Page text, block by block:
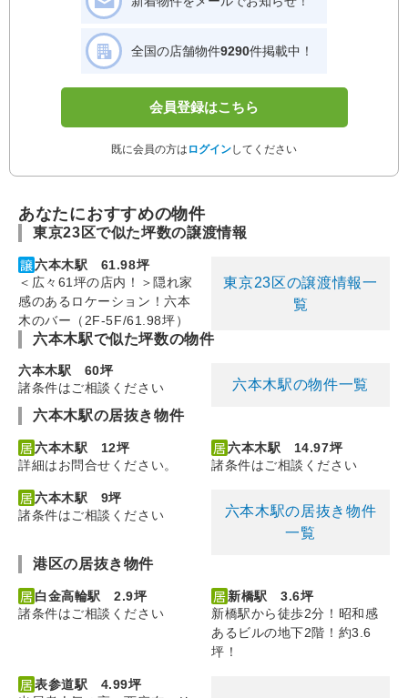
全国の店舗物件9290件掲載中！
会員登録はこちら
既に会員の方は ログインしてください
あなたにおすすめの物件
東京23区で似た坪数の譲渡情報
六本木駅 61.98坪
＜広々61坪の店内！＞隠れ家
感のあるロケーション！六本
木のバー（2F-5F/61.98坪）
東京23区の譲渡情報一
覧
六本木駅で似た坪数の物件
六本木駅 60坪
諸条件はご相談ください
六本木駅の物件一覧
六本木駅の居抜き物件
六本木駅 12坪
詳細はお問合せください。
六本木駅 14.97坪
諸条件はご相談ください
六本木駅 9坪
諸条件はご相談ください
六本木駅の居抜き物件
一覧
港区の居抜き物件
白金高輪駅 2.9坪
諸条件はご相談ください
新橋駅 3.6坪
新橋駅から徒歩2分！昭和感
あるビルの地下2階！約3.6
坪！
表参道駅 4.99坪